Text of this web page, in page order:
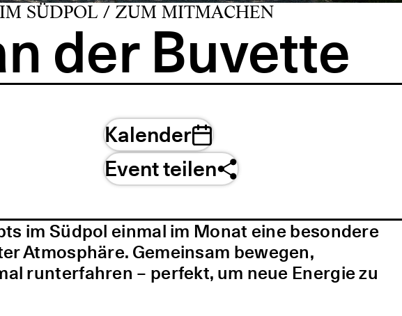
SÜDPOL / ZUM MITMACHEN
der Buvette
Kalender
Event teilen
im Südpol einmal im Monat eine besondere
Atmosphäre. Gemeinsam bewegen,
runterfahren – perfekt, um neue Energie zu